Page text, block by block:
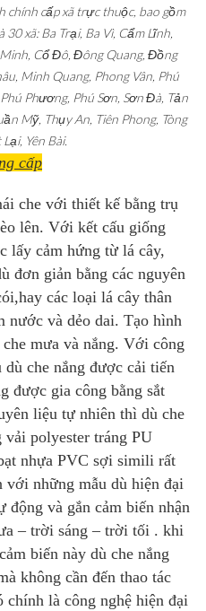
chính cấp xã trực thuộc, bao gồm
xã: Ba Trại, Ba Vì, Cẩm Lĩnh,
Cổ Đô, Đông Quang, Đồng
Minh Quang, Phong Vân, Phú
Phương, Phú Sơn, Sơn Đà, Tản
Mỹ, Thụy An, Tiên Phong, Tòng
Yên Bài.
cấp
che với thiết kế bằng trụ
lên. Với kết cấu giống
lấy cảm hứng từ lá cây,
đơn giản bằng các nguyên
các loại lá cây thân
nước và dẻo dai. Tạo hình
mưa và nắng. Với công
dù che nắng được cải tiến
được gia công bằng sắt
liệu tự nhiên thì dù che
vải polyester tráng PU
nhựa PVC sợi simili rất
với những mẫu dù hiện đại
động và gắn cảm biến nhận
– trời sáng – trời tối . khi
biến này dù che nắng
không cần đến thao tác
là công nghệ hiện đại